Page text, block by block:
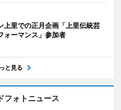
上里での正月企画「上里伝統芸
ォーマンス」参加者
と見る
フォトニュース